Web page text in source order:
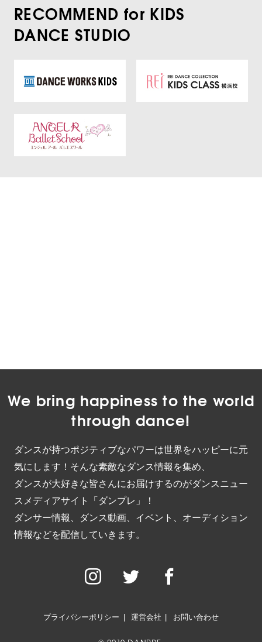
RECOMMEND for KIDS
DANCE STUDIO
We bring happiness to the world
through dance!
ダンスが持つポジティブなパワーは世界をハッピーに元
気にします！そんな素敵なダンス情報を集め、
ダンスが大好きな皆さんにお届けするのがダンスニュー
スメディアサイト「ダンプレ」！
ダンサー情報、ダンス動画、イベント、オーディション
情報などを配信していきます。
プライバシーポリシー 運営会社 お問い合わせ